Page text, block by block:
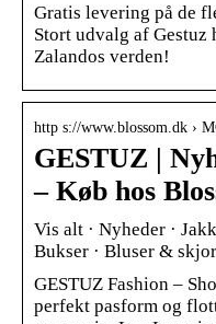
Gratis levering på de
Stort udvalg af Gestuz
Zalandos verden!
http s://www.blossom.dk ›
GESTUZ |
– Køb hos
Vis alt · Nyheder ·
Bukser · Bluser &
GESTUZ Fashion –
perfekt pasform og